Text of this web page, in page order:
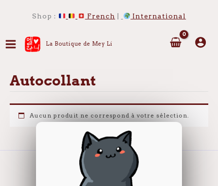
Shop : French International
La Boutique de Mey Li
Autocollant
Aucun produit ne correspond à votre sélection.